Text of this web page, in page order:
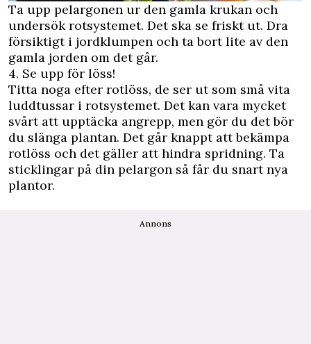
Ta upp pelargonen ur den gamla krukan och
undersök rotsystemet. Det ska se friskt ut. Dra
försiktigt i jordklumpen och ta bort lite av den
gamla jorden om det går.
4. Se upp för löss!
Titta noga efter rotlöss, de ser ut som små vita
luddtussar i rotsystemet. Det kan vara mycket
svårt att upptäcka angrepp, men gör du det bör
du slänga plantan. Det går knappt att bekämpa
rotlöss och det gäller att hindra spridning. Ta
sticklingar på din pelargon så får du snart nya
plantor.
Annons